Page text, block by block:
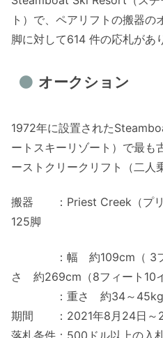
ト）で、ペアリフトの搬器
脚に対して614 件の応札があ
オークション
1972年に設置された
ートスキーリゾート）で最も
ーストクリークリフト（二人
搬器 ：Priest Creek（プリ
125脚
：幅 約109cm（ 3フィ
さ 約269cm（8フィート10イ
：重さ 約34～45kg（
期間 ：2021年8月24日～
落札条件：500ドル以上の入